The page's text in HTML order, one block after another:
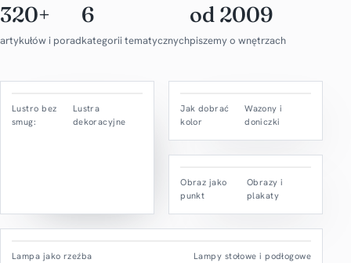
320+
artykułów i porad
6
kategorii tematycznych
od 2009
piszemy o wnętrzach
Lustro bez
smug:
Lustra
dekoracyjne
Jak dobrać
kolor
Wazony i
doniczki
Obraz jako
punkt
Obrazy i
plakaty
Lampa jako rzeźba Lampy stołowe i podłogowe